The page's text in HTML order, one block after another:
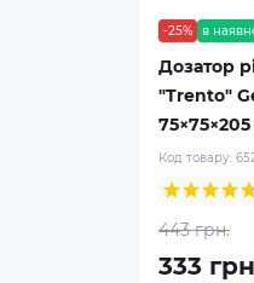
-25% в
Дозатор
"Trento"
Код товару:
443 грн.
333